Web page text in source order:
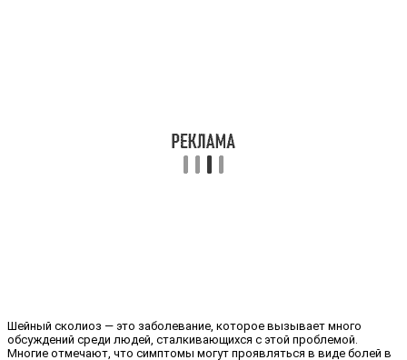
Шейный сколиоз — это заболевание, которое вызывает много
обсуждений среди людей, сталкивающихся с этой проблемой.
Многие отмечают, что симптомы могут проявляться в виде болей в